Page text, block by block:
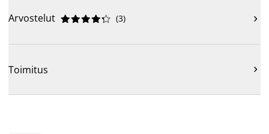
Arvostelut 




 (3) 
Toimitus 